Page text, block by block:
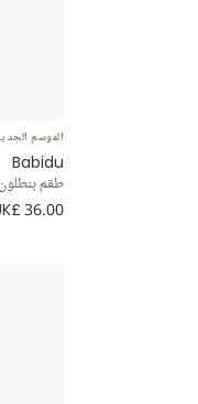
الموسم
Babidu
طقم
36.00